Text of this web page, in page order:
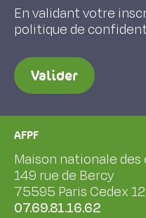
En validant votre
politique de
Valider
AFPF
Maison nationale des
149 rue de Bercy
75595 Paris Cedex 12
07.69.81.16.62